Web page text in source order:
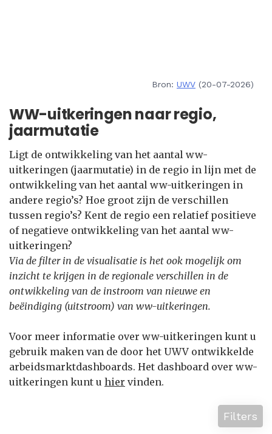
Bron: UWV (20-07-2026)
WW-uitkeringen naar regio,
jaarmutatie
Ligt de ontwikkeling van het aantal ww-
uitkeringen (jaarmutatie) in de regio in lijn met de
ontwikkeling van het aantal ww-uitkeringen in
andere regio’s? Hoe groot zijn de verschillen
tussen regio’s? Kent de regio een relatief positieve
of negatieve ontwikkeling van het aantal ww-
uitkeringen?
Via de filter in de visualisatie is het ook mogelijk om
inzicht te krijgen in de regionale verschillen in de
ontwikkeling van de instroom van nieuwe en
beëindiging (uitstroom) van ww-uitkeringen.
Voor meer informatie over ww-uitkeringen kunt u
gebruik maken van de door het UWV ontwikkelde
arbeidsmarktdashboards. Het dashboard over ww-
uitkeringen kunt u hier vinden.
Filters